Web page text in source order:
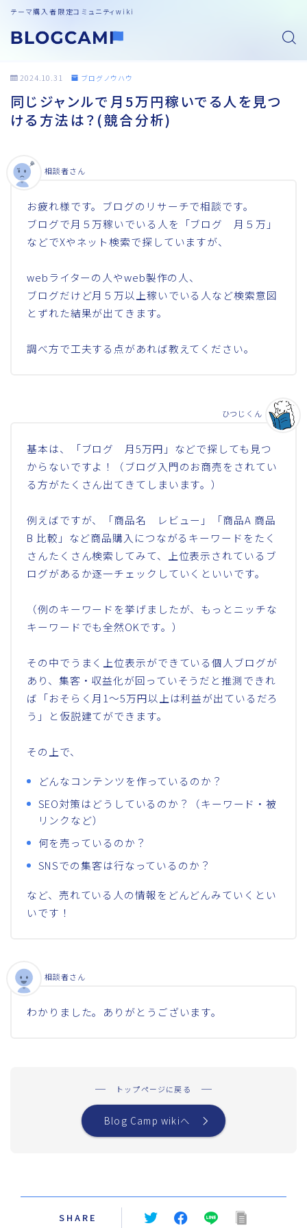
テーマ購入者限定コミュニティwiki
2024.10.31 ブログノウハウ
同じジャンルで月5万円稼いでる人を見つ
ける方法は？(競合分析)
お疲れ様です。ブログのリサーチで相談です。
ブログで月５万稼いでいる人を「ブログ 月５万」
などでXやネット検索で探していますが、
webライターの人やweb製作の人、
ブログだけど月５万以上稼いでいる人など検索意図
とずれた結果が出てきます。
調べ方で工夫する点があれば教えてください。
相談者さん
基本は、「ブログ 月5万円」などで探しても見つ
からないですよ！（ブログ入門のお商売をされてい
る方がたくさん出てきてしまいます。）
例えばですが、「商品名 レビュー」「商品A 商品
B 比較」など商品購入につながるキーワードをたく
さんたくさん検索してみて、上位表示されているブ
ログがあるか逐一チェックしていくといいです。
（例のキーワードを挙げましたが、もっとニッチな
キーワードでも全然OKです。）
その中でうまく上位表示ができている個人ブログが
あり、集客・収益化が回っていそうだと推測できれ
ば「おそらく月1〜5万円以上は利益が出ているだろ
う」と仮説建てができます。
その上で、
どんなコンテンツを作っているのか？
SEO対策はどうしているのか？（キーワード・被
リンクなど）
何を売っているのか？
SNSでの集客は行なっているのか？
など、売れている人の情報をどんどんみていくとい
いです！
ひつじくん
わかりました。ありがとうございます。
相談者さん
トップページに戻る
Blog Camp wikiへ
SHARE